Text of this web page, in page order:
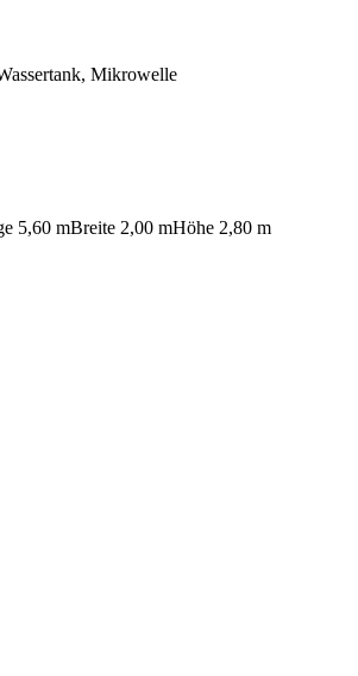
Mikrowelle
5,60 mBreite 2,00 mHöhe 2,80 m